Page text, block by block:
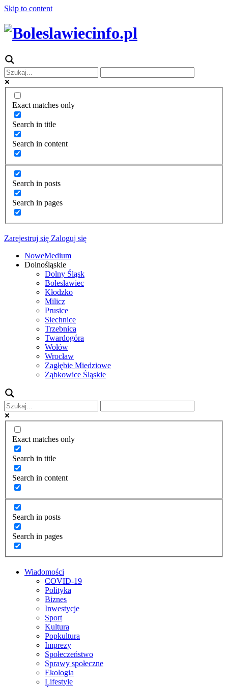
Skip to content
Exact matches only
Search in title
Search in content
Search in posts
Search in pages
Zarejestruj się Zaloguj się
NoweMedium
Dolnośląskie
Dolny Śląsk
Bolesławiec
Kłodzko
Milicz
Prusice
Siechnice
Trzebnica
Twardogóra
Wołów
Wrocław
Zagłębie Miedziowe
Ząbkowice Śląskie
Exact matches only
Search in title
Search in content
Search in posts
Search in pages
Wiadomości
COVID-19
Polityka
Biznes
Inwestycje
Sport
Kultura
Popkultura
Imprezy
Społeczeństwo
Sprawy społeczne
Ekologia
Lifestyle